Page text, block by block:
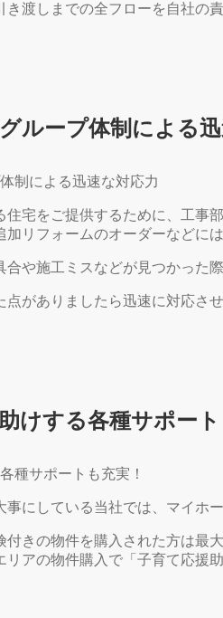
渡しまでの全フローを自社の
ループ体制による
住宅をご提供するために、工事
加リフォームのオーダーなどに
や施工ミスなどが見つかった
点がありましたら迅速に対応さ
けする各種サポー
事にしている当社では、マイホ
付きの物件を購入された方は最
リアの物件購入で「子育て応援